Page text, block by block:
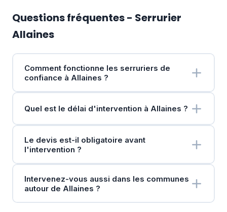
Questions fréquentes - Serrurier
Allaines
Comment fonctionne les serruriers de
confiance à Allaines ?
Quel est le délai d'intervention à Allaines ?
Le devis est-il obligatoire avant
l'intervention ?
Intervenez-vous aussi dans les communes
autour de Allaines ?